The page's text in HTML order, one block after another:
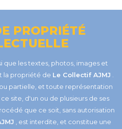
PROPRIÉTÉ
que les textes, photos, images et
la propriété de Le Collectif AJMJ
partielle, et toute représentation
site, d'un ou de plusieurs de ses
que ce soit, sans autorisation
, est interdite, et constitue une